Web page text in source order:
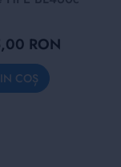
RON
COȘ